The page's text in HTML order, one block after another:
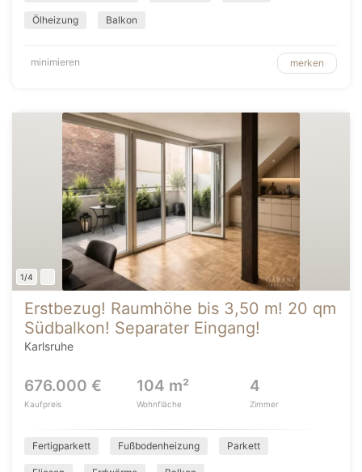
Ölheizung Balkon
minimieren merken
1/4
Erstbezug! Raumhöhe bis 3,50 m! 20 qm
Südbalkon! Separater Eingang!
Karlsruhe
676.000 €
Kaufpreis
104 m²
Wohnfläche
4
Zimmer
Fertigparkett Fußbodenheizung Parkett